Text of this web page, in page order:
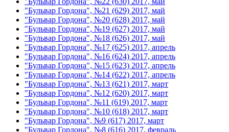
"Бульвар Гордона", №21 (629) 2017, май
"Бульвар Гордона", №20 (628) 2017, май
"Бульвар Гордона", №19 (627) 2017, май
"Бульвар Гордона", №18 (626) 2017, май
"Бульвар Гордона", №17 (625) 2017, апрель
"Бульвар Гордона", №16 (624) 2017, апрель
"Бульвар Гордона", №15 (623) 2017, апрель
"Бульвар Гордона", №14 (622) 2017, апрель
"Бульвар Гордона", №13 (621) 2017, март
"Бульвар Гордона", №12 (620) 2017, март
"Бульвар Гордона", №11 (619) 2017, март
"Бульвар Гордона", №10 (618) 2017, март
"Бульвар Гордона", №9 (617) 2017, март
"Бульвар Гордона", №8 (616) 2017, февраль